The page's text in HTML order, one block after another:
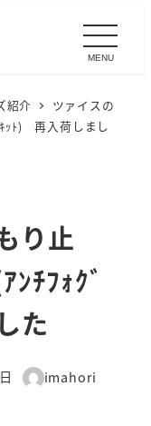
MENU
紹介
ツァイスの
ｯﾄ) 再入荷しまし
り止
ﾁﾌｫｸﾞ
た
著
imahori